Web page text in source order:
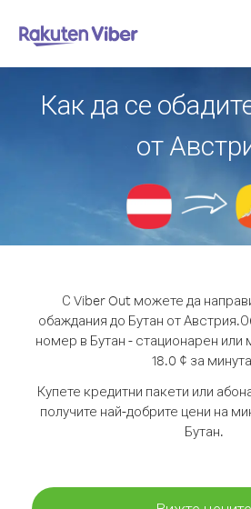
Как да се
от
С Viber Out можете да
обаждания до Бутан от Австрия.
номер в Бутан - стационарен или
18.0 ¢ за
Купете кредитни пакети или
получите най-добрите цени на
Бутан.